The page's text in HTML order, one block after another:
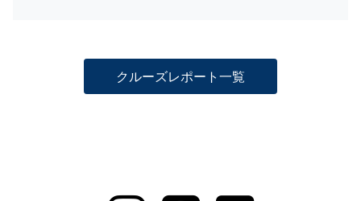
クルーズレポート一覧